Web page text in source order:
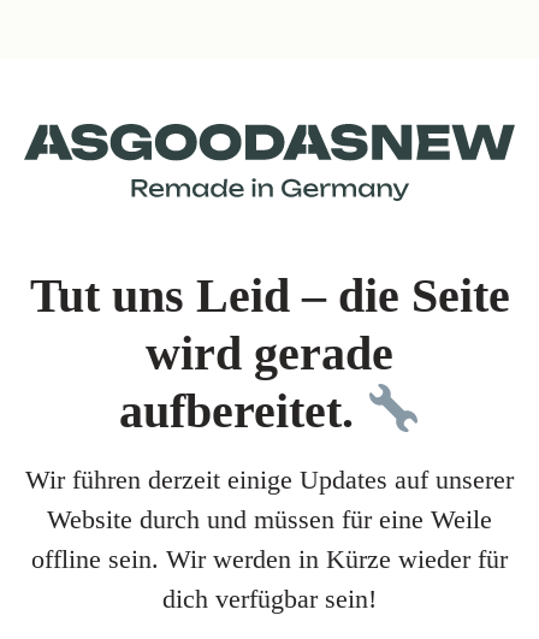
Tut uns Leid – die Seite
wird gerade
aufbereitet.
Wir führen derzeit einige Updates auf unserer
Website durch und müssen für eine Weile
offline sein. Wir werden in Kürze wieder für
dich verfügbar sein!